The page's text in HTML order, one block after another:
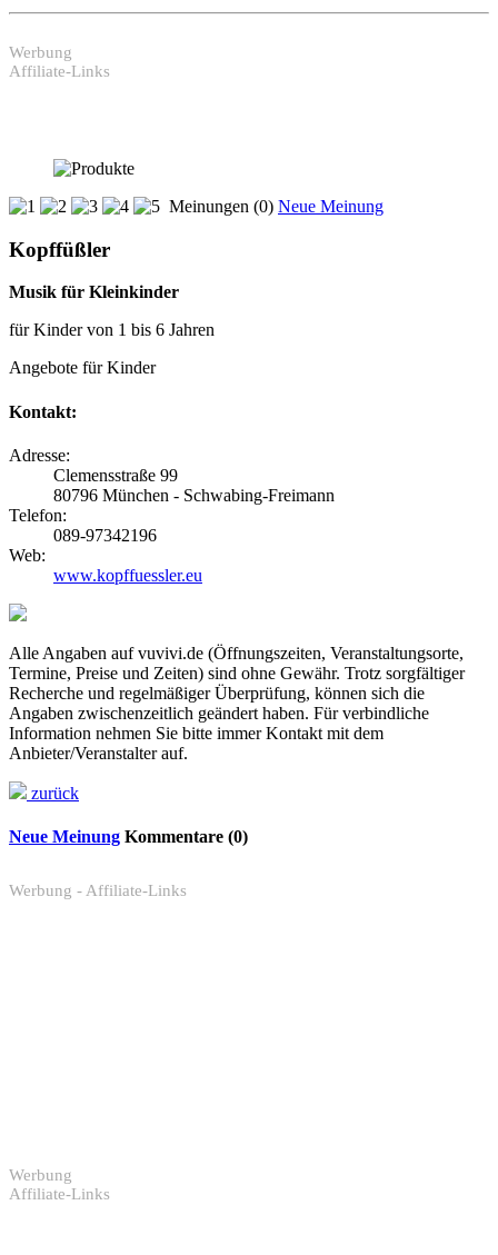
Werbung
Affiliate-Links
Meinungen (0) Neue Meinung
Kopffüßler
Musik für Kleinkinder
für Kinder von 1 bis 6 Jahren
Angebote für Kinder
Kontakt:
Adresse:
Clemensstraße 99
80796 München - Schwabing-Freimann
Telefon:
089-97342196
Web:
www.kopffuessler.eu
Alle Angaben auf vuvivi.de (Öffnungszeiten, Veranstaltungsorte,
Termine, Preise und Zeiten) sind ohne Gewähr. Trotz sorgfältiger
Recherche und regelmäßiger Überprüfung, können sich die
Angaben zwischenzeitlich geändert haben. Für verbindliche
Information nehmen Sie bitte immer Kontakt mit dem
Anbieter/Veranstalter auf.
zurück
Neue Meinung Kommentare (0)
Werbung - Affiliate-Links
Werbung
Affiliate-Links